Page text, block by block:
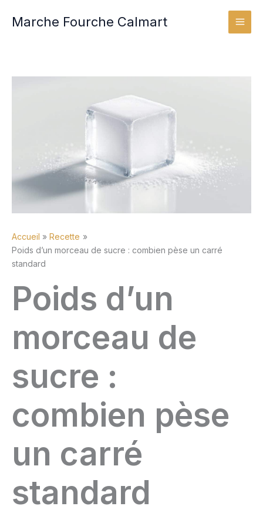
Marche Fourche Calmart
Accueil
Recette
Poids d’un morceau de sucre : combien pèse un carré
standard
Poids d’un
morceau de
sucre :
combien pèse
un carré
standard